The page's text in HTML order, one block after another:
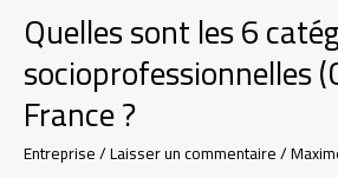
Quelles sont les 6
socioprofessionnelles
France ?
Entreprise/Laisser un commentaire/